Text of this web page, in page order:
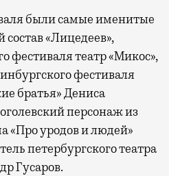
были самые именитые
состав «Лицедеев»,
фестиваля театр «Микос»,
фестиваля
братья» Дениса
персонаж из
«Про уродов и людей»
петербургского театра
Гусаров.